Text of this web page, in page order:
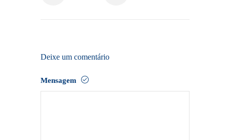
Deixe um comentário
Mensagem